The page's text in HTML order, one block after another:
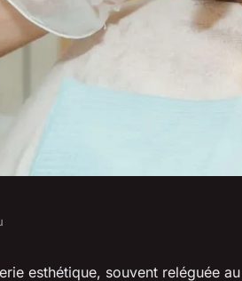
esthétique, souvent reléguée